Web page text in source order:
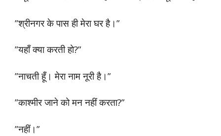
”श्रीनगर के पास ही मेरा घर है।”
”यहाँ क्या करती हो?”
”नाचती हूँ। मेरा नाम नूरी है।”
”काश्मीर जाने को मन नहीं करता?”
”नहीं।”